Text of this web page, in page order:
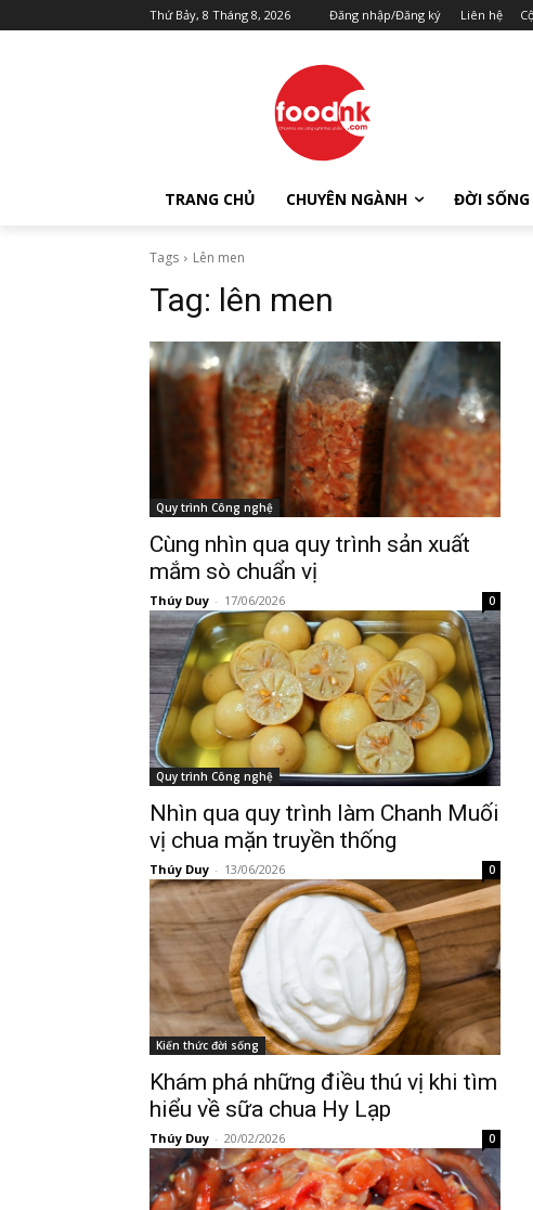
Thứ Bảy, 8 Tháng 8, 2026 Đăng nhập/Đăng ký Liên hệ
TRANG CHỦ CHUYÊN NGÀNH ĐỜI SỐNG
Tags Lên men
Tag: lên men
Quy trình Công nghệ
Cùng nhìn qua quy trình sản xuất
mắm sò chuẩn vị
Thúy Duy - 17/06/2026 0
Quy trình Công nghệ
Nhìn qua quy trình làm Chanh Muối
vị chua mặn truyền thống
Thúy Duy - 13/06/2026 0
Kiến thức đời sống
Khám phá những điều thú vị khi tìm
hiểu về sữa chua Hy Lạp
Thúy Duy - 20/02/2026 0